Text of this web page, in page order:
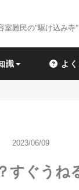
室難民の"駆け込み
識 よ
2023/06/09
すぐうね